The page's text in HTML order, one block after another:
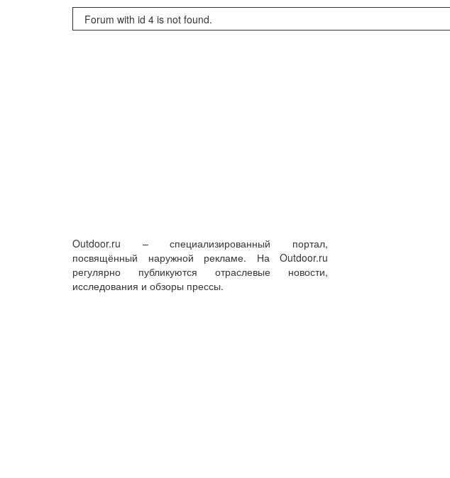
Forum with id 4 is not found.
Outdoor.ru – специализированный портал,
посвящённый наружной рекламе. На Outdoor.ru
регулярно публикуются отраслевые новости,
исследования и обзоры прессы.